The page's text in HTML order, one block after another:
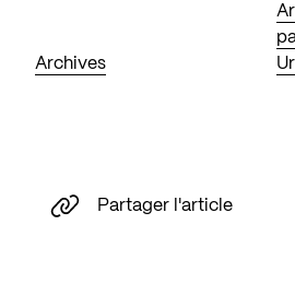
Archives
Partager l'article